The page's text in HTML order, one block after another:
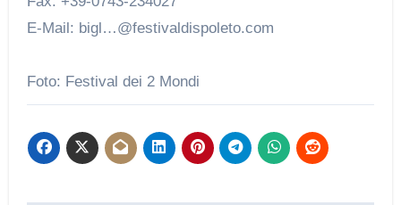
E-Mail: bigl…@festivaldispoleto.com
Foto: Festival dei 2 Mondi